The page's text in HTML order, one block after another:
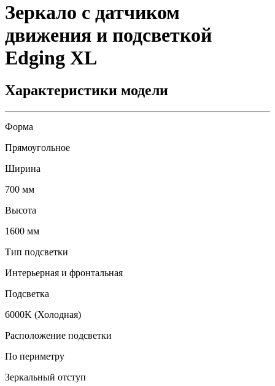
Зеркало с датчиком
движения и подсветкой
Edging XL
Характеристики модели
Форма
Прямоугольное
Ширина
700 мм
Высота
1600 мм
Тип подсветки
Интерьерная и фронтальная
Подсветка
6000K (Холодная)
Расположение подсветки
По периметру
Зеркальный отступ